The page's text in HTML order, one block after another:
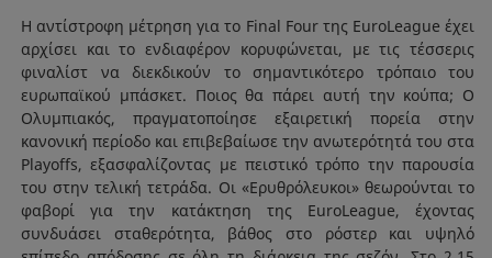
Η αντίστροφη μέτρηση για το Final Four της EuroLeague έχει
αρχίσει και το ενδιαφέρον κορυφώνεται, με τις τέσσερις
φιναλίστ να διεκδικούν το σημαντικότερο τρόπαιο του
ευρωπαϊκού μπάσκετ. Ποιος θα πάρει αυτή την κούπα; Ο
Ολυμπιακός, πραγματοποίησε εξαιρετική πορεία στην
κανονική περίοδο και επιβεβαίωσε την ανωτερότητά του στα
Playoffs, εξασφαλίζοντας με πειστικό τρόπο την παρουσία
του στην τελική τετράδα. Οι «Eρυθρόλευκοι» θεωρούνται το
φαβορί για την κατάκτηση της EuroLeague, έχοντας
συνδυάσει σταθερότητα, βάθος στο ρόστερ και υψηλό